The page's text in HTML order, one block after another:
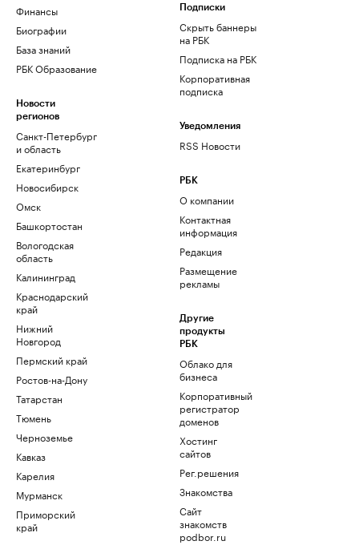
Финансы
Биографии
База знаний
РБК Образование
Новости
регионов
Санкт-Петербург
и область
Екатеринбург
Новосибирск
Омск
Башкортостан
Вологодская
область
Калининград
Краснодарский
край
Нижний
Новгород
Пермский край
Ростов-на-Дону
Татарстан
Тюмень
Черноземье
Кавказ
Карелия
Мурманск
Приморский
край
Подписки
Скрыть баннеры
на РБК
Подписка на РБК
Корпоративная
подписка
Уведомления
RSS Новости
РБК
О компании
Контактная
информация
Редакция
Размещение
рекламы
Другие
продукты
РБК
Облако для
бизнеса
Корпоративный
регистратор
доменов
Хостинг
сайтов
Рег.решения
Знакомства
Сайт
знакомств
podbor.ru